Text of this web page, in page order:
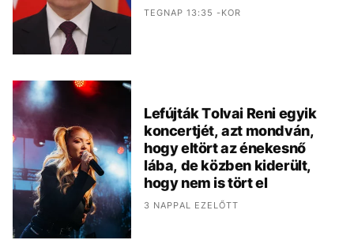
TEGNAP 13:35 -KOR
Lefújták Tolvai Reni egyik
koncertjét, azt mondván,
hogy eltört az énekesnő
lába, de közben kiderült,
hogy nem is tört el
3 NAPPAL EZELŐTT